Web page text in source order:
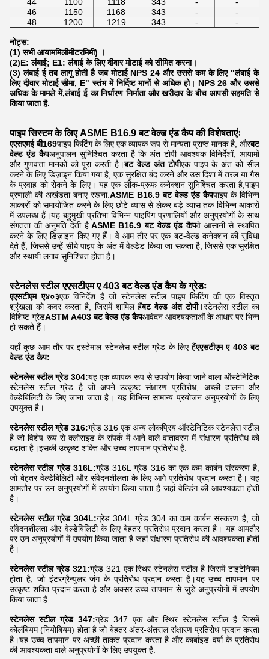
46
1150 1168 343 -
-
48
1200 1219 343 - -
नोट्स:
(1) सभी आयाममिलीमीटरमिमी) ।
(2)E: लंबाई; E1: लंबाई के लिए दीवार मोटाई को सीमित करना।
(3) लंबाई ई तब लागू होती है जब मोटाई NPS 24 और उससे कम के लिए "लंबाई के
लिए दीवार मोटाई सीमा, E" स्तंभ में निर्दिष्ट मानों से अधिक हो। NPS 26 और उससे
अधिक के मामले में,लंबाई ई का निर्धारण निर्माता और खरीदार के बीच आपसी सहमति से
किया जाता है.
पाइप सिस्टम के लिए ASME B16.9 बट वेल्ड एंड कैप की विशेषताएंः
एएसएमई बी169पाइप फिटिंग के लिए एक व्यापक रूप से मान्यता प्राप्त मानक है, औरबट
वेल्ड एंड कैपअनुपालन सुनिश्चित करता है कि अंत टोपी आवश्यक विनिर्देशों, आयामों
और गुणवत्ता मानकों को पूरा करती है।बट वेल्ड अंत टोपीएक पाइप के अंत को सील
करने के लिए डिज़ाइन किया गया है, एक सुरक्षित बंद करने और उस दिशा में तरल या गैस
के प्रवाह को रोकने के लिए। यह एक लीक-प्रूफ कनेक्शन सुनिश्चित करता है,पाइप
प्रणाली की अखंडता बनाए रखना.ASME B16.9 बट वेल्ड एंड कैपपाइप के विभिन्न
आकारों को समायोजित करने के लिए छोटे व्यास से लेकर बड़े व्यास तक विभिन्न आकारों
में उपलब्ध हैं।यह बहुमुखी प्रतिभा विभिन्न पाइपिंग प्रणालियों और अनुप्रयोगों के साथ
संगतता की अनुमति देती है. ASME B16.9 बट वेल्ड एंड कैपवे आसानी से स्थापित
करने के लिए डिज़ाइन किए गए हैं। वे आम तौर पर एक बट-वेल्ड कनेक्शन की सुविधा
देते हैं, जिससे उन्हें सीधे पाइप के अंत में वेल्डेड किया जा सकता है, जिससे एक सुरक्षित
और स्थायी लगाव सुनिश्चित होता है।
स्टेनलेस स्टील एएसटीएम ए 403 बट वेल्ड एंड कैप के ग्रेडः
एएसटीएम ए४०३एक विनिर्देश है जो स्टेनलेस स्टील पाइप फिटिंग की एक विस्तृत
श्रृंखला को कवर करता है, जिसमें शामिल हैंबट वेल्ड अंत टोपी।स्टेनलेस स्टील का
विशिष्ट ग्रेडASTM A403 बट वेल्ड एंड कैपआवेदन आवश्यकताओं के आधार पर भिन्न
हो सकते हैं।
यहाँ कुछ आम तौर पर इस्तेमाल स्टेनलेस स्टील ग्रेड के लिए हैंएएसटीएम ए 403 बट
वेल्ड एंड कैप:
स्टेनलेस स्टील ग्रेड 304:यह एक व्यापक रूप से उपयोग किया जाने वाला ऑस्टेनिटिक
स्टेनलेस स्टील ग्रेड है जो अपने उत्कृष्ट संक्षारण प्रतिरोध, अच्छी ढालना और
वेल्डेबिलिटी के लिए जाना जाता है। यह विभिन्न सामान्य प्रयोजन अनुप्रयोगों के लिए
उपयुक्त है।
स्टेनलेस स्टील ग्रेड 316:ग्रेड 316 एक अन्य लोकप्रिय ऑस्टेनिटिक स्टेनलेस स्टील
है जो विशेष रूप से क्लोराइड के संपर्क में आने वाले वातावरण में संक्षारण प्रतिरोध को
बढ़ाता है।इसकी उत्कृष्ट शक्ति और उच्च तापमान प्रतिरोध है.
स्टेनलेस स्टील ग्रेड 316L:ग्रेड 316L ग्रेड 316 का एक कम कार्बन संस्करण है,
जो बेहतर वेल्डेबिलिटी और संवेदनशीलता के लिए आगे प्रतिरोध प्रदान करता है। यह
आमतौर पर उन अनुप्रयोगों में उपयोग किया जाता है जहां वेल्डिंग की आवश्यकता होती
है।
स्टेनलेस स्टील ग्रेड 304L:ग्रेड 304L ग्रेड 304 का कम कार्बन संस्करण है, जो
संवेदनशीलता और वेल्डेबिलिटी के लिए बेहतर प्रतिरोध प्रदान करता है। यह आमतौर
पर उन अनुप्रयोगों में उपयोग किया जाता है जहां संक्षारण प्रतिरोध की आवश्यकता होती
है।
स्टेनलेस स्टील ग्रेड 321:ग्रेड 321 एक स्थिर स्टेनलेस स्टील है जिसमें टाइटेनियम
होता है, जो इंटरग्रैन्युलर जंग के प्रतिरोध प्रदान करता है।यह उच्च तापमान पर
उत्कृष्ट शक्ति प्रदान करता है और अक्सर उच्च तापमान से जुड़े अनुप्रयोगों में उपयोग
किया जाता है.
स्टेनलेस स्टील ग्रेड 347:ग्रेड 347 एक और स्थिर स्टेनलेस स्टील है जिसमें
कोलंबियम (नियोबियम) होता है जो बेहतर अंतर-अंतराल संक्षारण प्रतिरोध प्रदान करता
है।यह उच्च तापमान पर अच्छी ताकत प्रदान करता है और कार्बाइड वर्षा के प्रतिरोध
की आवश्यकता वाले अनुप्रयोगों के लिए उपयुक्त है.